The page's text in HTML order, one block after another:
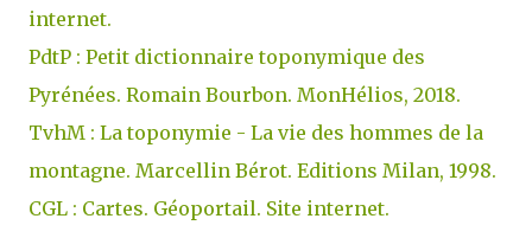
internet.
PdtP : Petit dictionnaire toponymique des
Pyrénées. Romain Bourbon. MonHélios, 2018.
TvhM : La toponymie - La vie des hommes de la
montagne. Marcellin Bérot. Editions Milan, 1998.
CGL : Cartes. Géoportail. Site internet.